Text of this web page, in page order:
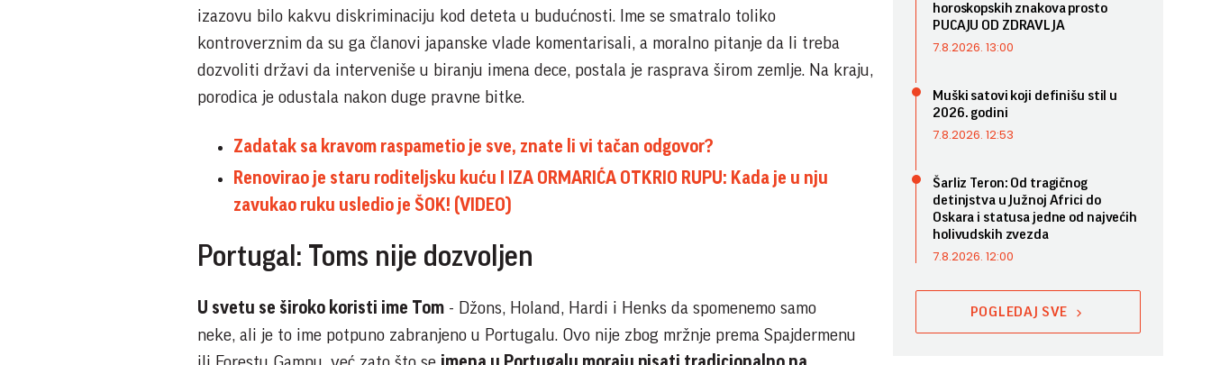
izazovu bilo kakvu diskriminaciju kod deteta u budućnosti. Ime se smatralo toliko
kontroverznim da su ga članovi japanske vlade komentarisali, a moralno pitanje da li treba
dozvoliti državi da interveniše u biranju imena dece, postala je rasprava širom zemlje. Na kraju,
porodica je odustala nakon duge pravne bitke.
Zadatak sa kravom raspametio je sve, znate li vi tačan odgovor?
Renovirao je staru roditeljsku kuću I IZA ORMARIĆA OTKRIO RUPU: Kada je u nju
zavukao ruku usledio je ŠOK! (VIDEO)
Portugal: Toms nije dozvoljen
U svetu se široko koristi ime Tom - Džons, Holand, Hardi i Henks da spomenemo samo
neke, ali je to ime potpuno zabranjeno u Portugalu. Ovo nije zbog mržnje prema Spajdermenu
horoskopskih znakova prosto
PUCAJU OD ZDRAVLJA
7.8.2026. 13:00
Muški satovi koji definišu stil u
2026. godini
7.8.2026. 12:53
Šarliz Teron: Od tragičnog
detinjstva u Južnoj Africi do
Oskara i statusa jedne od najvećih
holivudskih zvezda
7.8.2026. 12:00
POGLEDAJ SVE